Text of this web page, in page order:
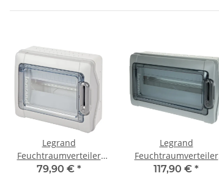
Legrand
Feuchtraumverteiler
Aufputz 1 x 12 TE
79,90 € *
Legrand
Feuchtraumverteiler
Aufputz 1 x 18 TE
117,90 € *